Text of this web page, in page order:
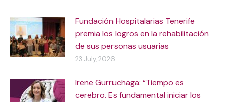
Fundación Hospitalarias Tenerife
premia los logros en la rehabilitación
de sus personas usuarias
23 July, 2026
Irene Gurruchaga: “Tiempo es
cerebro. Es fundamental iniciar los